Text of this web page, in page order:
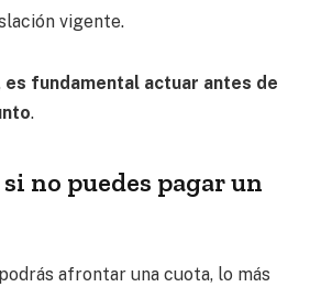
vigente.
es fundamental actuar antes de
.
no puedes pagar un
afrontar una cuota, lo más